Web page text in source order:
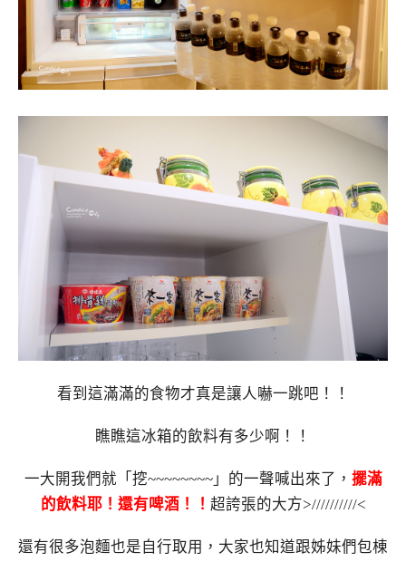
看到這滿滿的食物才真是讓人嚇一跳吧！！
瞧瞧這冰箱的飲料有多少啊！！
一大開我們就「挖~~~~~~~~」的一聲喊出來了， 擺滿
的飲料耶！還有啤酒！！ 超誇張的大方>//////////<
還有很多泡麵也是自行取用，大家也知道跟姊妹們包棟